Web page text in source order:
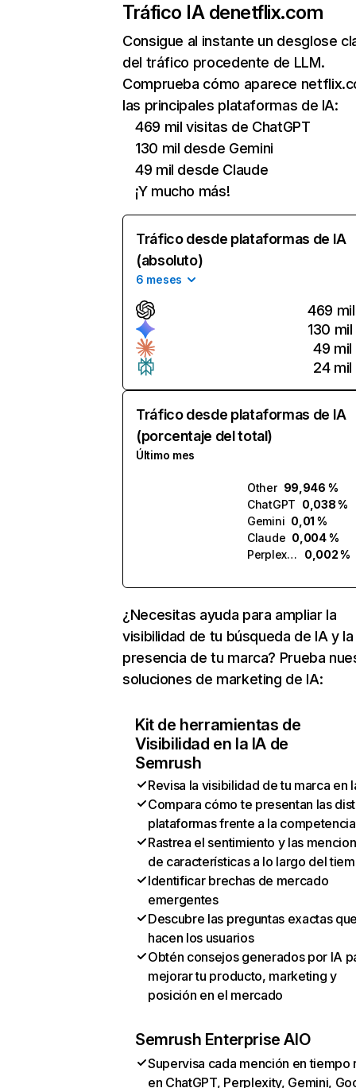
Tráfico IA denetflix.com
Consigue al instante un desglose
del tráfico procedente de LLM.
Comprueba cómo aparece
las principales plataformas de IA:
469 mil visitas de ChatGPT
130 mil desde Gemini
49 mil desde Claude
¡Y mucho más!
Tráfico desde plataformas de IA
(absoluto)
6 meses
469 mil
130 mil
49 mil
24 mil
Tráfico desde plataformas de IA
(porcentaje del total)
Último mes
Other 99,946 %
ChatGPT 0,038 %
Gemini 0,01 %
Claude 0,004 %
Perplexity
0,002 %
¿Necesitas ayuda para ampliar la
visibilidad de tu búsqueda de IA y la
presencia de tu marca? Prueba
soluciones de marketing de IA:
Kit de herramientas de
Visibilidad en la IA de
Semrush
Revisa la visibilidad de tu marca en
Compara cómo te presentan las
plataformas frente a la competencia
Rastrea el sentimiento y las
de características a lo largo del
Identificar brechas de mercado
emergentes
Descubre las preguntas exactas
hacen los usuarios
Obtén consejos generados por IA
mejorar tu producto, marketing y
posición en el mercado
Semrush Enterprise AIO
Supervisa cada mención en tiempo
en ChatGPT, Perplexity, Gemini,